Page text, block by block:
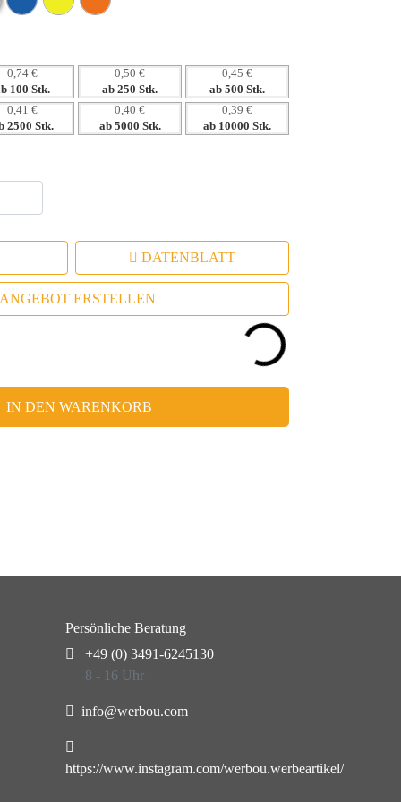
0,74 €
100 Stk.
0,50 €
ab 250 Stk.
0,45 €
ab 500 Stk.
0,41 €
2500 Stk.
0,40 €
ab 5000 Stk.
0,39 €
ab 10000 Stk.
DATENBLATT
ANGEBOT ERSTELLEN
IN DEN WARENKORB
Persönliche Beratung
+49 (0) 3491-6245130
8 - 16 Uhr
info@werbou.com
https://www.instagram.com/werbou.werbeartikel/